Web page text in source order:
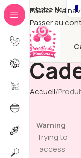
Passer à la
Passer au
Contactez-Nous
Accueil
Warning:
Trying to
access